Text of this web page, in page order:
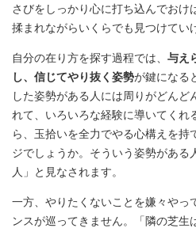
さびをしっかり心に打ち込んでおけ
揉まれながらいくらでも見つけてい
自分の在り方を探す過程では、 与え
し、信じてやり抜く姿勢が鍵になる
した姿勢がある人には周りがどんど
れて、いろいろな経験に導いてくれ
ら、玉拾いを全力でやる心構えを持
ジでしょうか。そういう姿勢がある
人」と見なされます。
一方、やりたくないことを嫌々やっ
ンスが巡ってきません。「隣の芝生